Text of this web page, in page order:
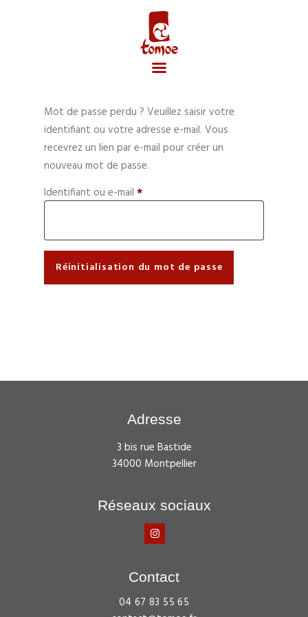
Accueil
Mot de passe perdu ? Veuillez saisir votre
identifiant ou votre adresse e-mail. Vous
recevrez un lien par e-mail pour créer un
nouveau mot de passe.
Identifiant ou e-mail *
Réinitialisation du mot de passe
Adresse
3 bis rue Bastide
34000 Montpellier
Réseaux sociaux
Contact
04 67 83 55 65